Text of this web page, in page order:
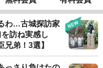
わ…古城探訪家
訪ね実感し
弟！3選】